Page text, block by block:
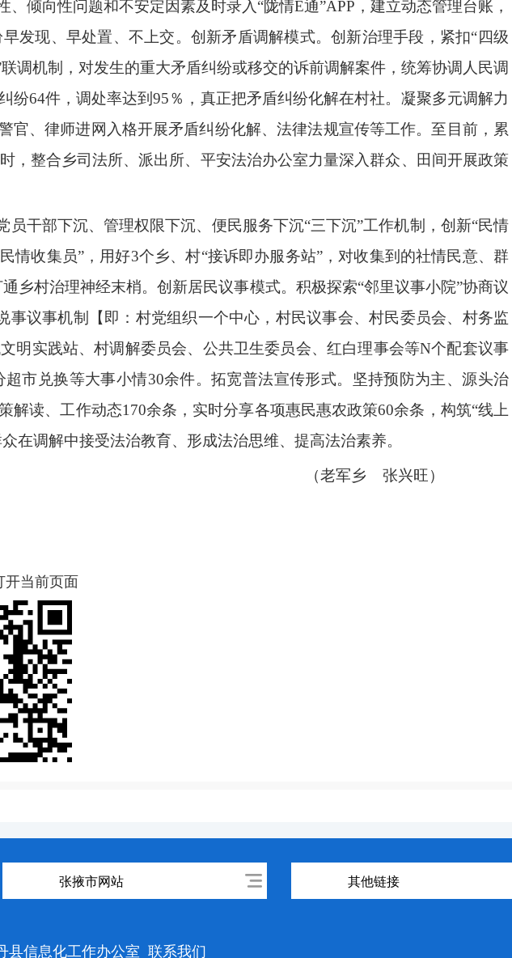
倾向性问题和不安定因素及时录入“陇情E通”APP，建立动态管理台账，
发现、早处置、不上交。创新矛盾调解模式。创新治理手段，紧扣“四级
调机制，对发生的重大矛盾纠纷或移交的诉前调解案件，统筹协调人民调
64件，调处率达到95％，真正把矛盾纠纷化解在村社。凝聚多元调解力
官、律师进网入格开展矛盾纠纷化解、法律法规宣传等工作。至目前，累
，整合乡司法所、派出所、平安法治办公室力量深入群众、田间开展政策
干部下沉、管理权限下沉、便民服务下沉“三下沉”工作机制，创新“民情
情收集员”，用好3个乡、村“接诉即办服务站”，对收集到的社情民意、群
乡村治理神经末梢。创新居民议事模式。积极探索“邻里议事小院”协商议
事议事机制【即：村党组织一个中心，村民议事会、村民委员会、村务监
明实践站、村调解委员会、公共卫生委员会、红白理事会等N个配套议事
市兑换等大事小情30余件。拓宽普法宣传形式。坚持预防为主、源头治
读、工作动态170余条，实时分享各项惠民惠农政策60余条，构筑“线上
在调解中接受法治教育、形成法治思维、提高法治素养。
（老军乡 张兴旺）
开当前页面
张掖市网站 其他链接
县信息化工作办公室 联系我们